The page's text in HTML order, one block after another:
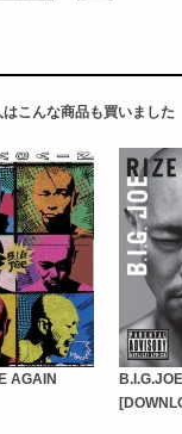
こんな商品も買いました
AGAIN